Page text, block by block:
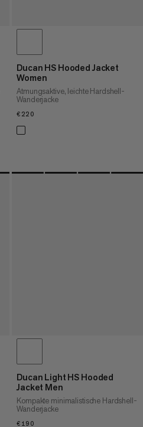
Ducan HS Hooded Jacket
Women
Atmungsaktive, leichte Hardshell-
Wanderjacke
€220
Ducan Light HS Hooded
Jacket Men
Kompakte minimalistische Hardshell-
Wanderjacke
€190